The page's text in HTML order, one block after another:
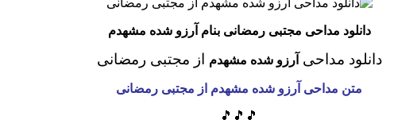
دانلود مداحی مجتبی رمضانی بنام آرزو شده مشهدم
دانلود مداحی آرزو شده مشهدم از مجتبی رمضانی
متن مداحی آرزو شده مشهدم از مجتبی رمضانی
🎵🎵🎵